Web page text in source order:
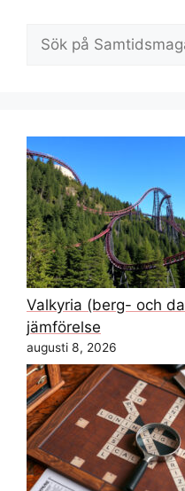
Sök
Valkyria (berg- och
jämförelse
augusti 8, 2026